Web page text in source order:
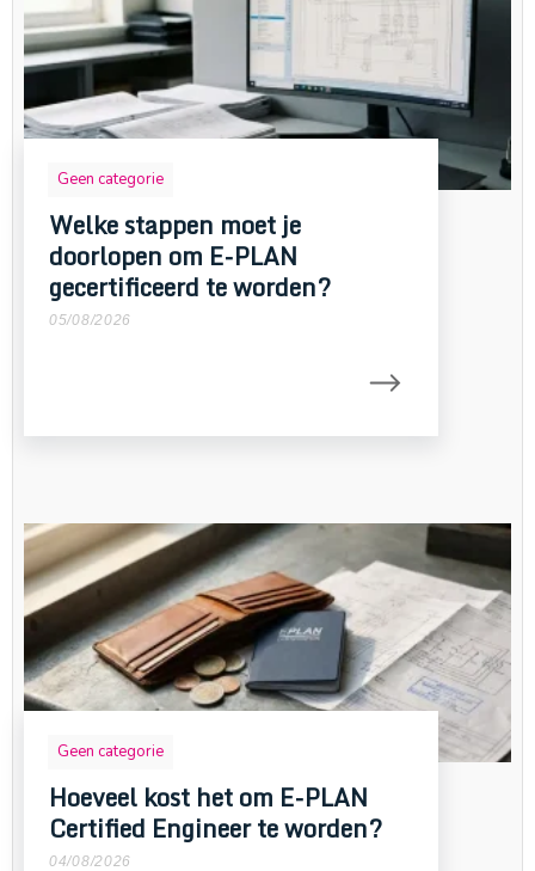
Geen categorie
Welke stappen moet je
doorlopen om E-PLAN
gecertificeerd te worden?
05/08/2026
Geen categorie
Hoeveel kost het om E-PLAN
Certified Engineer te worden?
04/08/2026